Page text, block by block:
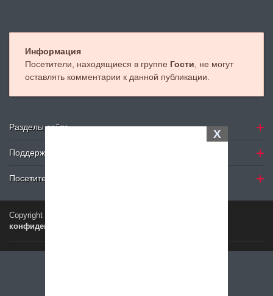
X
Информация
Посетители, находящиеся в группе Гости, не могут
оставлять комментарии к данной публикации.
Разделы сайта
Поддержка
Посетителю
Copyright © 2024
конфиденциальности